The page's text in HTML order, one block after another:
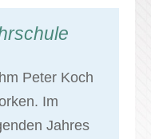
Peter Koch
Im
Jahres